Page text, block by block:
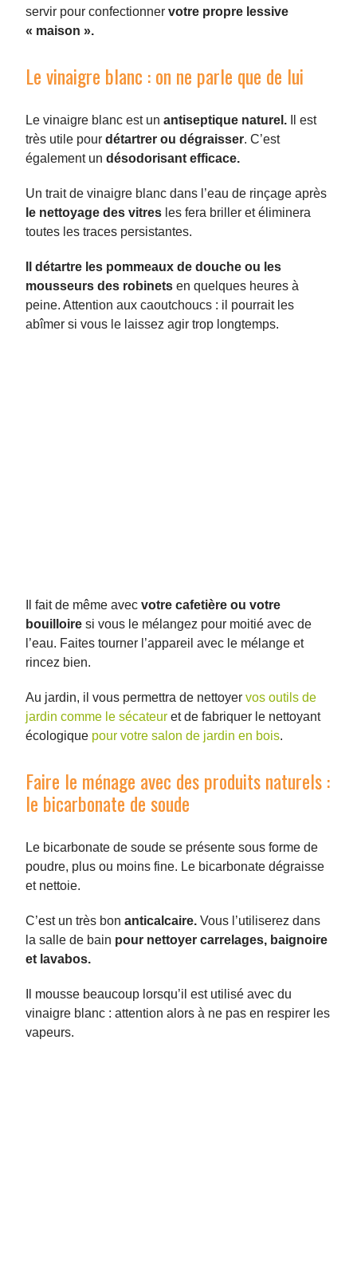
servir pour confectionnervotre propre lessive
« maison ».
Le vinaigre blanc : on ne parle que de lui
Le vinaigre blanc est unantiseptique naturel. Il est
très utile pourdétartrer ou dégraisser. C’est
également undésodorisant efficace.
Un trait de vinaigre blanc dans l’eau de rinçage après
le nettoyage des vitres les fera briller et éliminera
toutes les traces persistantes.
Il détartre les pommeaux de douche ou les
mousseurs des robinets en quelques heures à
peine. Attention aux caoutchoucs : il pourrait les
abîmer si vous le laissez agir trop longtemps.
Il fait de même avecvotre cafetière ou votre
bouilloire si vous le mélangez pour moitié avec de
l’eau. Faites tourner l’appareil avec le mélange et
rincez bien.
Au jardin, il vous permettra de nettoyervos outils de
jardin comme le sécateur et de fabriquer le nettoyant
écologique pour votre salon de jardin en bois.
Faire le ménage avec des produits naturels :
le bicarbonate de soude
Le bicarbonate de soude se présente sous forme de
poudre, plus ou moins fine. Le bicarbonate dégraisse
et nettoie.
C’est un très bon anticalcaire.Vous l’utiliserez dans
la salle de bain pour nettoyer carrelages, baignoire
et lavabos.
Il mousse beaucoup lorsqu’il est utilisé avec du
vinaigre blanc : attention alors à ne pas en respirer les
vapeurs.